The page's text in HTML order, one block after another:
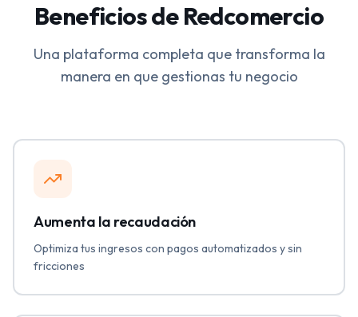
Beneficios de Redcomercio
Una plataforma completa que transforma la
manera en que gestionas tu negocio
Aumenta la recaudación
Optimiza tus ingresos con pagos automatizados y sin
fricciones